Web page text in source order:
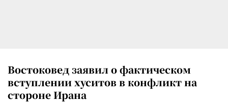
Востоковед заявил о фактическом
вступлении хуситов в конфликт на
стороне Ирана